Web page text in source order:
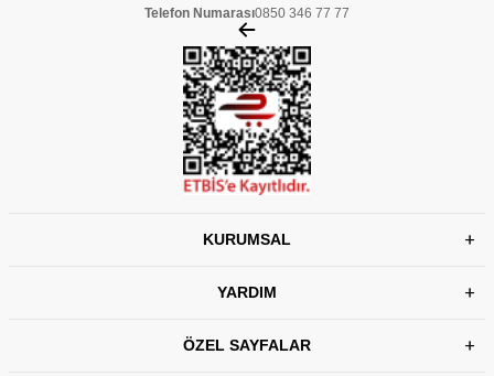
Telefon Numarası0850 346 77 77
KURUMSAL
YARDIM
ÖZEL SAYFALAR